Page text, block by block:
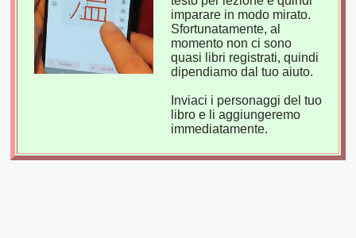
imparare in modo mirato.
Sfortunatamente, al
momento non ci sono
quasi libri registrati, quindi
dipendiamo dal tuo aiuto.
Inviaci i personaggi del tuo
libro e li aggiungeremo
immediatamente.